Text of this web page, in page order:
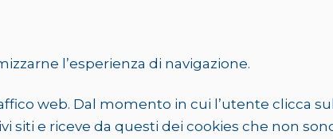
l’esperienza di navigazione.
web. Dal momento in cui l’utente clicca
siti e riceve da questi dei cookies che non